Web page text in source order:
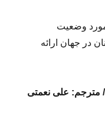
مورد وضعیت
در جهان ارائه
مترجم: علی نعمتی